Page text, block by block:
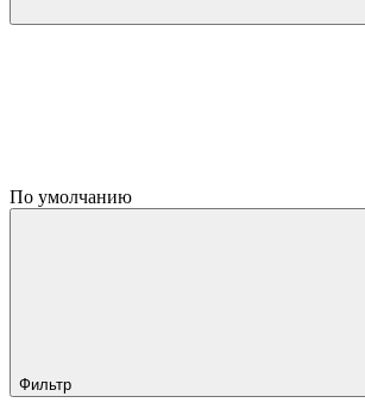
По умолчанию
Фильтр